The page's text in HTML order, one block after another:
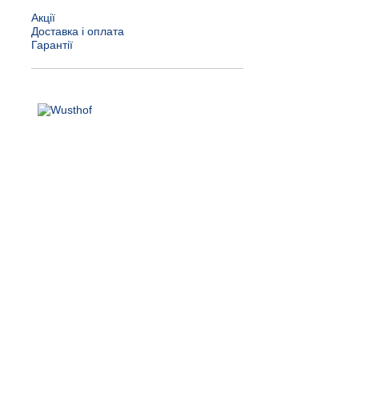
Акції
Доставка і оплата
Гарантії